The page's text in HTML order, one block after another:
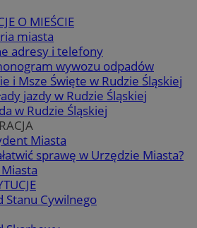
O MIEŚCIE
miasta
adresy i telefony
wywozu odpadów
i Msze Święte w Rudzie Śląskiej
jazdy w Rudzie Śląskiej
w Rudzie Śląskiej
Miasta
sprawę w Urzędzie Miasta?
Stanu Cywilnego